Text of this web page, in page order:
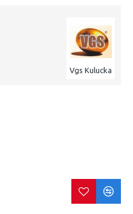
Vgs Kulucka